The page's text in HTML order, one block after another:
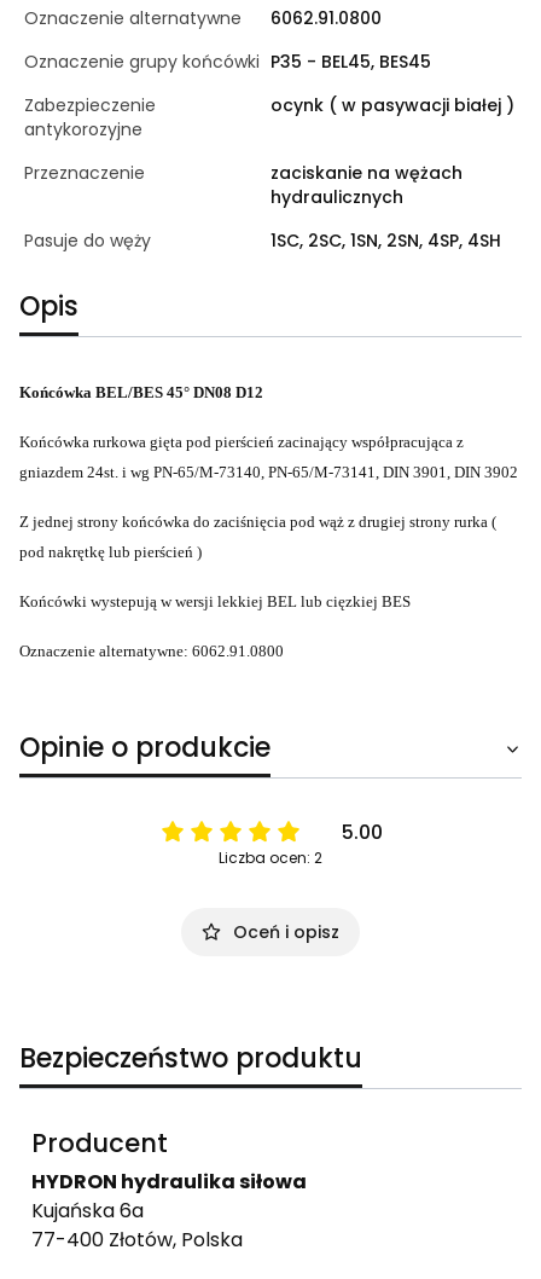
Oznaczenie alternatywne
6062.91.0800
Oznaczenie grupy końcówki P35 - BEL45, BES45
Zabezpieczenie
antykorozyjne
ocynk ( w pasywacji białej )
Przeznaczenie
zaciskanie na wężach
hydraulicznych
Pasuje do węży
1SC, 2SC, 1SN, 2SN, 4SP, 4SH
Opis
Końcówka BEL/BES 45° DN08 D12
Końcówka rurkowa gięta pod pierścień zacinający współpracująca z
gniazdem 24st. i wg PN-65/M-73140, PN-65/M-73141, DIN 3901, DIN 3902
Z jednej strony końcówka do zaciśnięcia pod wąż z drugiej strony rurka (
pod nakrętkę lub pierścień )
Końcówki wystepują w wersji lekkiej BEL lub cięzkiej BES
Oznaczenie alternatywne: 6062.91.0800
Opinie o produkcie
5.00
Liczba ocen: 2
Oceń i opisz
Bezpieczeństwo produktu
Producent
HYDRON hydraulika siłowa
Kujańska 6a
77-400 Złotów, Polska